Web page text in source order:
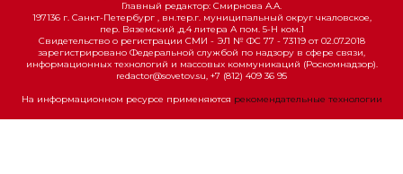
Главный редактор: Смирнова А.А.
197136 г. Санкт-Петербург , вн.тер.г. муниципальный округ чкаловское,
пер. Вяземский ,д.4 литера А пом. 5-Н ком.1
Свидетельство о регистрации СМИ - ЭЛ № ФС 77 - 73119 от 02.07.2018
зарегистрировано Федеральной службой по надзору в сфере связи,
информационных технологий и массовых коммуникаций (Роскомнадзор).
redactor@sovetov.su, +7 (812) 409 36 95
На информационном ресурсе применяются рекомендательные технологии